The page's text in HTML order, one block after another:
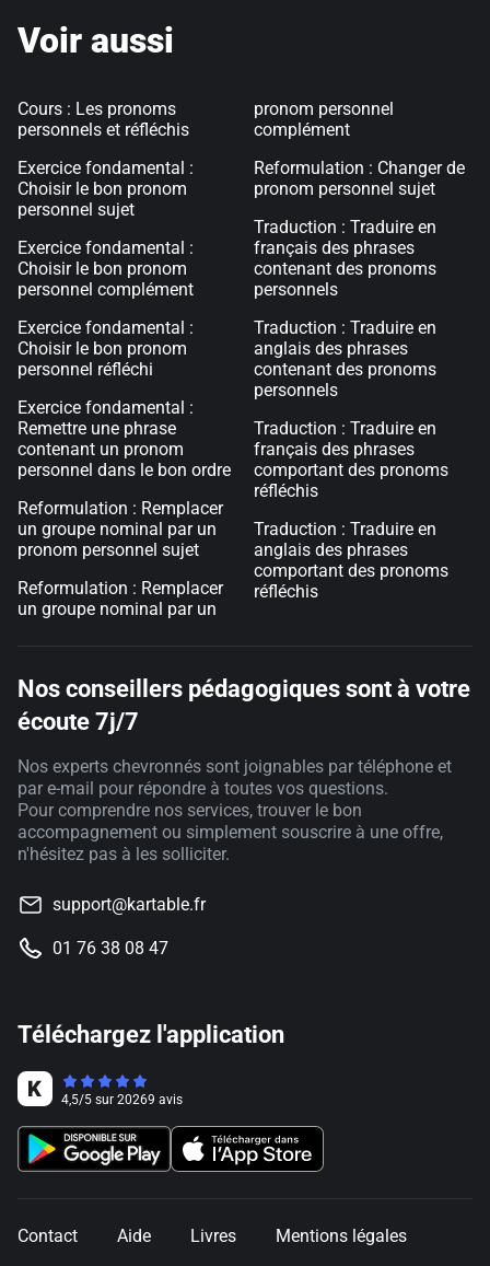
Voir aussi
Cours : Les pronoms
personnels et réfléchis
Exercice fondamental :
Choisir le bon pronom
personnel sujet
Exercice fondamental :
Choisir le bon pronom
personnel complément
Exercice fondamental :
Choisir le bon pronom
personnel réfléchi
Exercice fondamental :
Remettre une phrase
contenant un pronom
personnel dans le bon ordre
Reformulation : Remplacer
un groupe nominal par un
pronom personnel sujet
Reformulation : Remplacer
un groupe nominal par un
pronom personnel
complément
Reformulation : Changer de
pronom personnel sujet
Traduction : Traduire en
français des phrases
contenant des pronoms
personnels
Traduction : Traduire en
anglais des phrases
contenant des pronoms
personnels
Traduction : Traduire en
français des phrases
comportant des pronoms
réfléchis
Traduction : Traduire en
anglais des phrases
comportant des pronoms
réfléchis
Nos conseillers pédagogiques sont à votre
écoute 7j/7
Nos experts chevronnés sont joignables par téléphone et
par e-mail pour répondre à toutes vos questions.
Pour comprendre nos services, trouver le bon
accompagnement ou simplement souscrire à une offre,
n'hésitez pas à les solliciter.
support@kartable.fr
01 76 38 08 47
Téléchargez l'application
4,5/5 sur 20269 avis
Contact Aide Livres
Mentions légales